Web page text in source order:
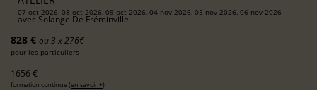
07 oct 2026, 08 oct 2026, 09 oct 2026, 04 nov 2026, 05 nov 2026, 06 nov 2026
avec Solange De Fréminville
828 € ou 3 x 276€
pour les particuliers
1656 €
formation continue (en savoir +)